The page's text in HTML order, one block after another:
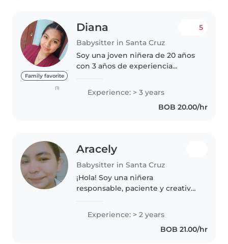
Family favorite
(1)
Diana
Babysitter in Santa Cruz
5
Soy una joven niñera de 20 años
con 3 años de experiencia
edades, desde bebés hasta
escolares. Tengo habilidades
especiales para relacionarme con
Experience: > 3 years
BOB 20.00/hr
Aracely
Babysitter in Santa Cruz
¡Hola! Soy una niñera
responsable, paciente y creativa
cuidando bebés, niños pequeños
y niños en edad preescolar.
Tengo experiencia trabajando
Experience: > 2 years
BOB 21.00/hr